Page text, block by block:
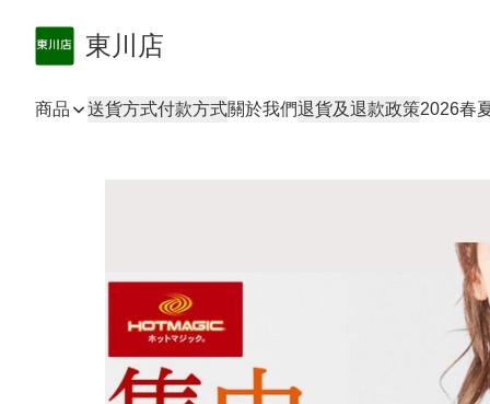
東川店
商品 送貨方式付款方式關於我們退貨及退款政策2026春